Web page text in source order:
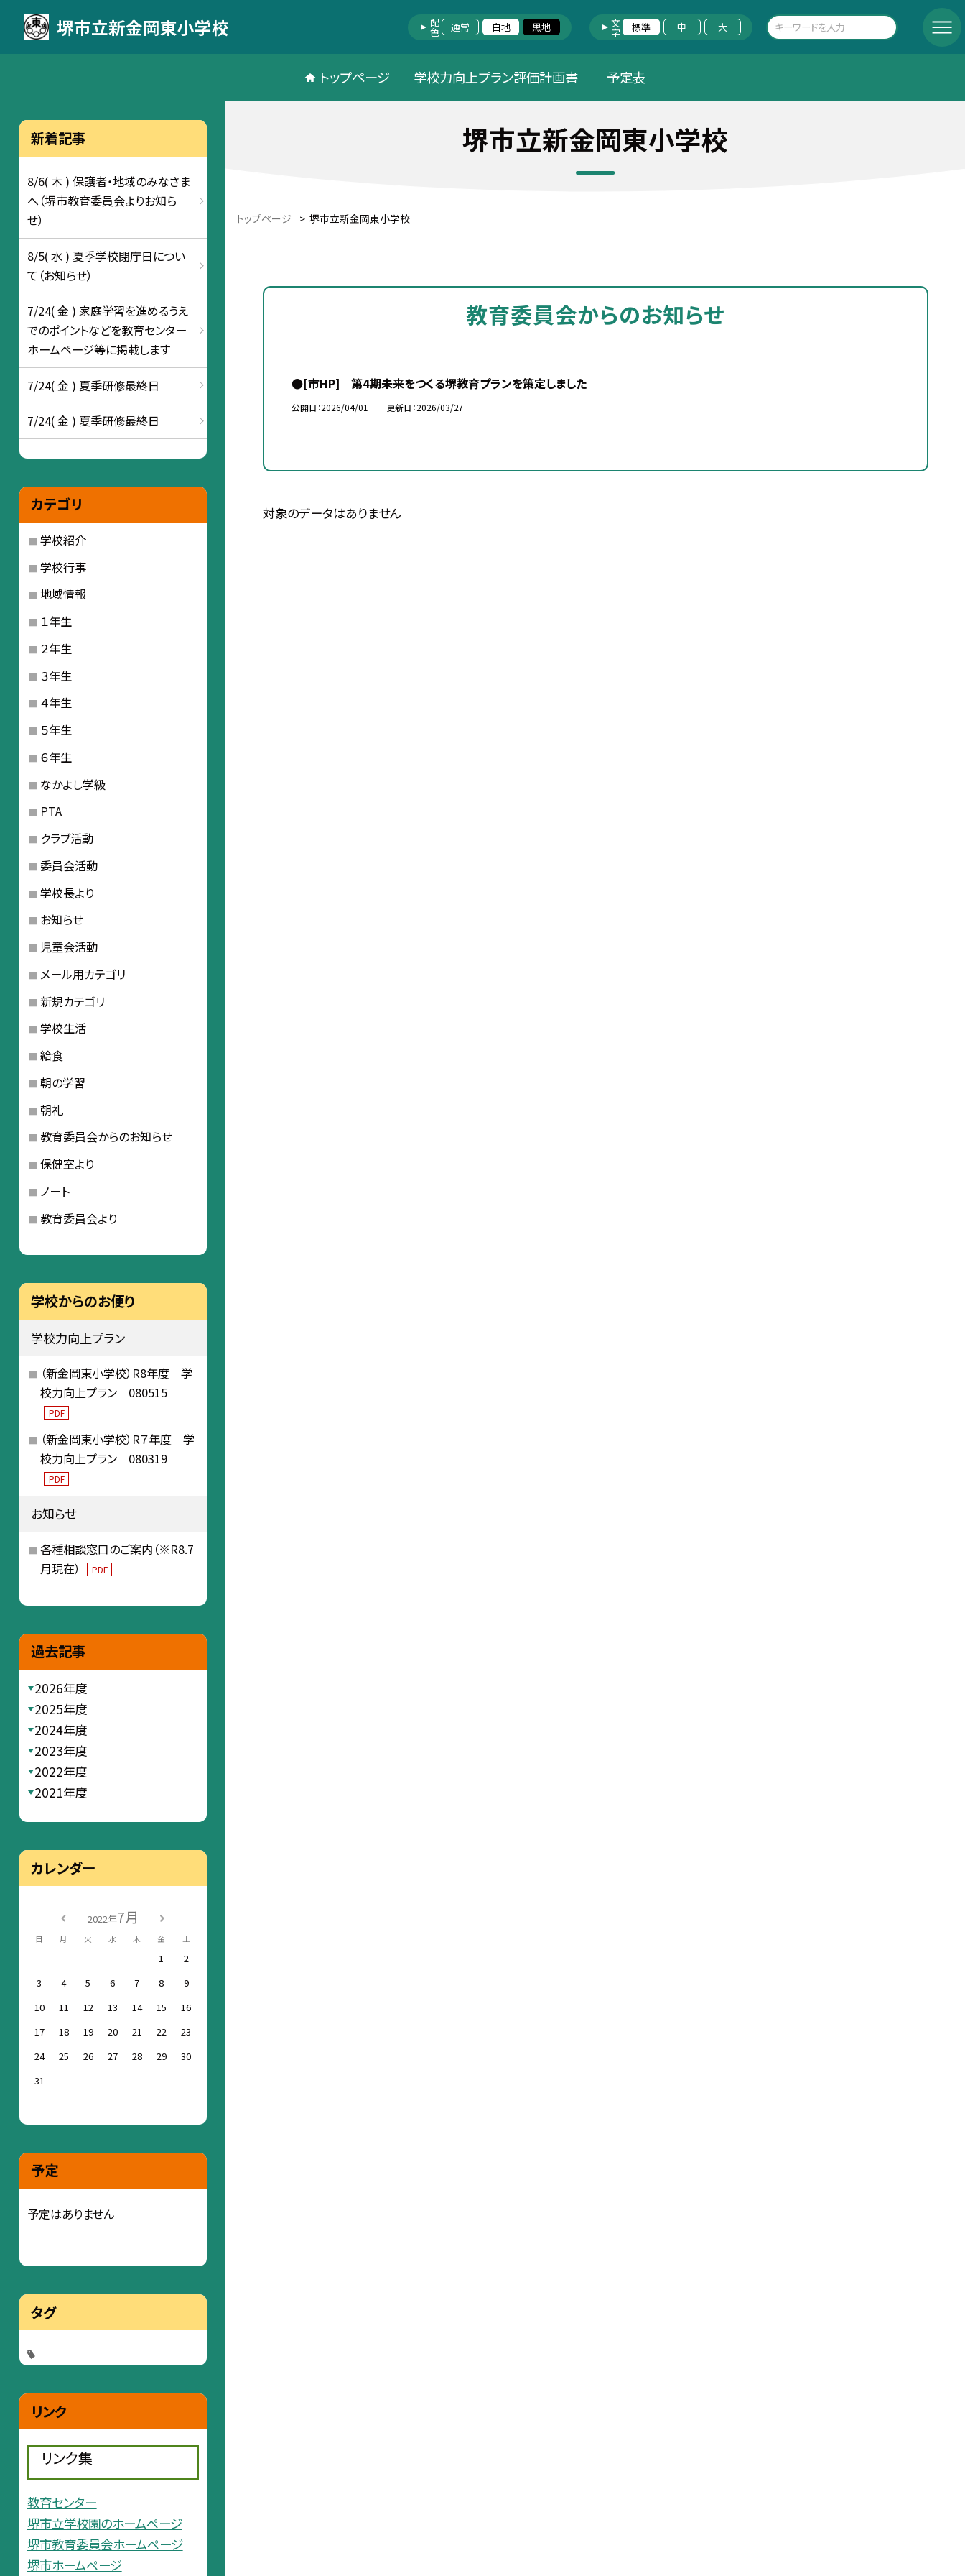
堺市立新金岡東小学校 配色 通常 白地 黒地 文字 標準 中 大
トップページ 学校力向上プラン評価計画書 予定表
堺市立新金岡東小学校
トップページ > 堺市立新金岡東小学校
教育委員会からのお知らせ
●[市HP] 第4期未来をつくる堺教育プランを策定しました
公開日 2026/04/01 更新日 2026/03/27
対象のデータはありません
新着記事
8/6( 木 ) 保護者・地域のみなさま
へ（堺市教育委員会よりお知ら
せ）
8/5( 水 ) 夏季学校閉庁日につい
て（お知らせ）
7/24( 金 ) 家庭学習を進めるうえ
でのポイントなどを教育センター
ホームページ等に掲載します
7/24( 金 ) 夏季研修最終日
7/24( 金 ) 夏季研修最終日
カテゴリ
学校紹介
学校行事
地域情報
１年生
２年生
３年生
４年生
５年生
６年生
なかよし学級
PTA
クラブ活動
委員会活動
学校長より
お知らせ
児童会活動
メール用カテゴリ
新規カテゴリ
学校生活
給食
朝の学習
朝礼
教育委員会からのお知らせ
保健室より
ノート
教育委員会より
学校からのお便り
学校力向上プラン
（新金岡東小学校）R8年度 学
校力向上プラン 080515
PDF
（新金岡東小学校）R７年度 学
校力向上プラン 080319
PDF
お知らせ
各種相談窓口のご案内（※R8.7
月現在）
PDF
過去記事
2026年度
2025年度
2024年度
2023年度
2022年度
2021年度
カレンダー
2022年7月
日 月 火 水 木 金 土
1
2
3
4 5 6 7 8
9
10
11 12 13 14 15
16
17
18 19 20 21 22
23
24
25 26 27 28 29
30
31
予定
予定はありません
タグ
リンク
リンク集
教育センター
堺市立学校園のホームページ
堺市教育委員会ホームページ
堺市ホームページ